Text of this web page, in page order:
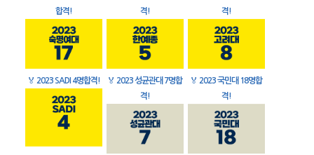
합격!
격!
격!
🏅 2023 SADI 4명합격! 🏅 2023 성균관대 7명합
격!
🏅 2023 국민대 18명합
격!